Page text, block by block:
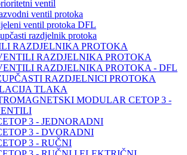
ventil
ventil protoka
ventil protoka DFL
razdjelnik protoka
RAZDJELNIKA PROTOKA
RAZDJELNIKA PROTOKA
RAZDJELNIKA PROTOKA - DFL
RAZDJELNICI PROTOKA
TLAKA
MODULAR CETOP 3 -
3 - JEDNORADNI
3 - DVORADNI
3 - RUČNI